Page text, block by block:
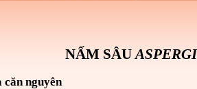
NẤM SÂU
căn nguyên